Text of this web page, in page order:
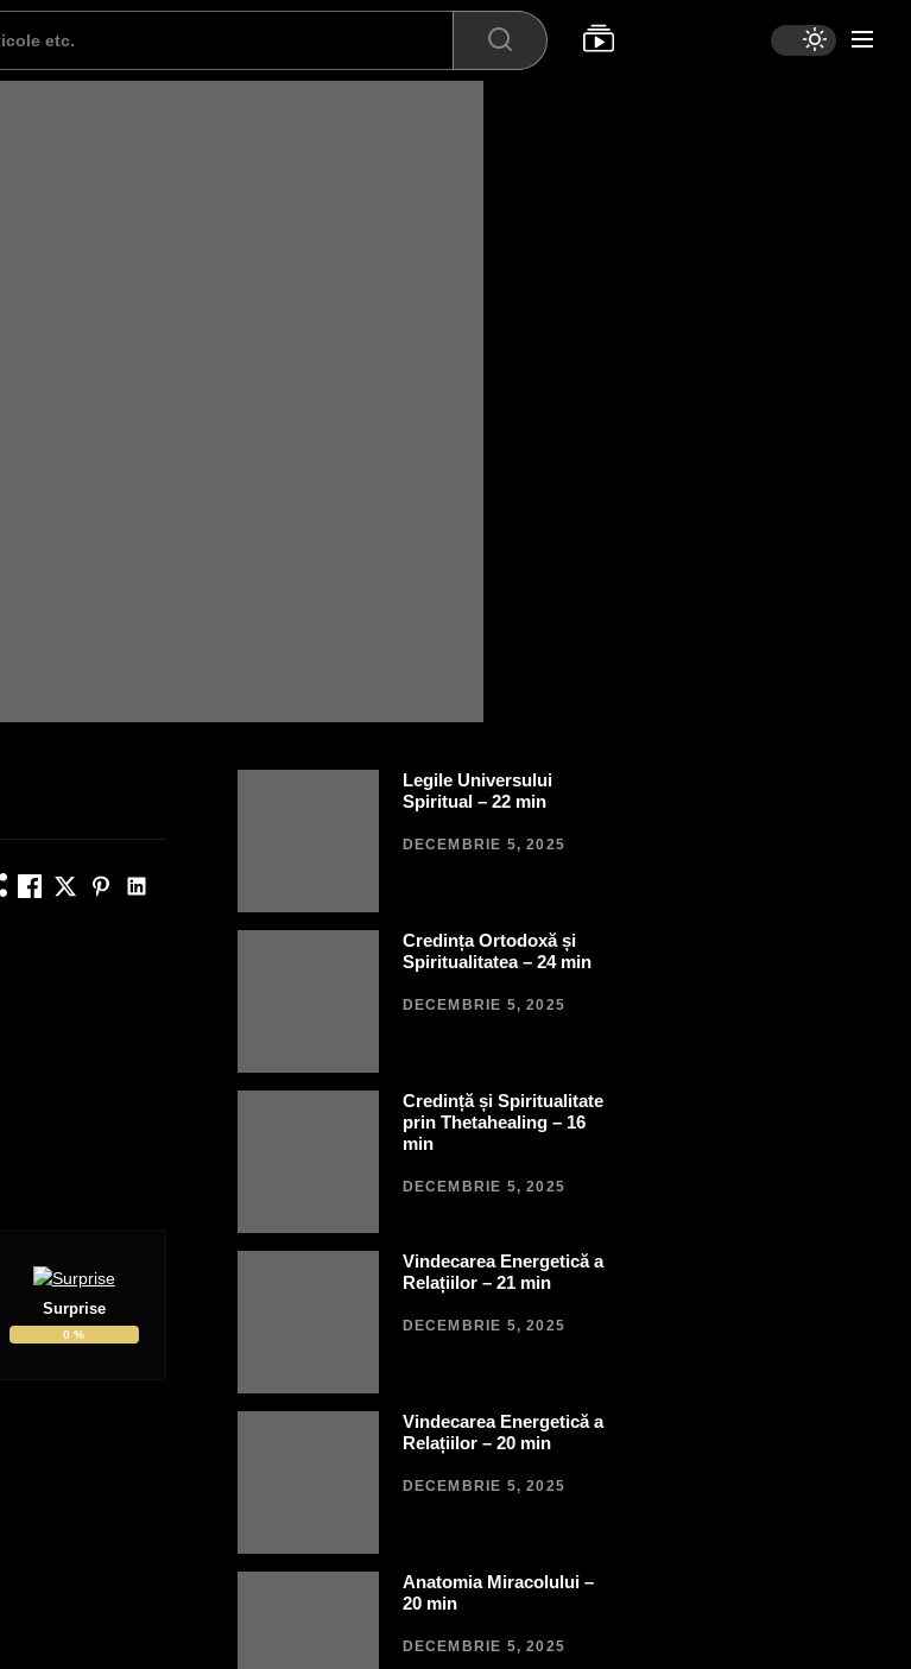
Search
Surprise
0 %
Legile Universului
Spiritual – 22 min
DECEMBRIE 5, 2025
Credința Ortodoxă și
Spiritualitatea – 24 min
DECEMBRIE 5, 2025
Credință și Spiritualitate
prin Thetahealing – 16
min
DECEMBRIE 5, 2025
Vindecarea Energetică a
Relațiilor – 21 min
DECEMBRIE 5, 2025
Vindecarea Energetică a
Relațiilor – 20 min
DECEMBRIE 5, 2025
Anatomia Miracolului –
20 min
DECEMBRIE 5, 2025